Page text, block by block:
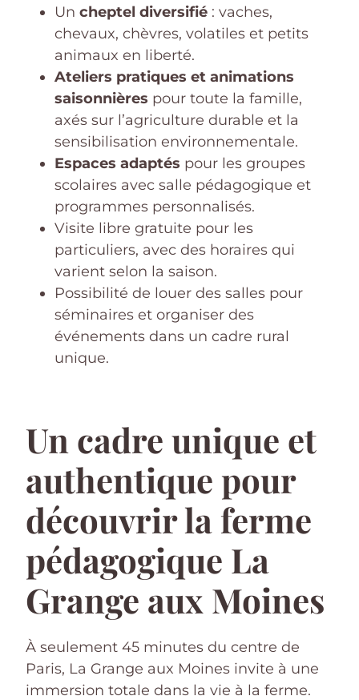
Un cheptel diversifié : vaches,
chevaux, chèvres, volatiles et petits
animaux en liberté.
Ateliers pratiques et animations
saisonnières pour toute la famille,
axés sur l’agriculture durable et la
sensibilisation environnementale.
Espaces adaptés pour les groupes
scolaires avec salle pédagogique et
programmes personnalisés.
Visite libre gratuite pour les
particuliers, avec des horaires qui
varient selon la saison.
Possibilité de louer des salles pour
séminaires et organiser des
événements dans un cadre rural
unique.
Un cadre unique et
authentique pour
découvrir la ferme
pédagogique La
Grange aux Moines
À seulement 45 minutes du centre de
Paris, La Grange aux Moines invite à une
immersion totale dans la vie à la ferme.